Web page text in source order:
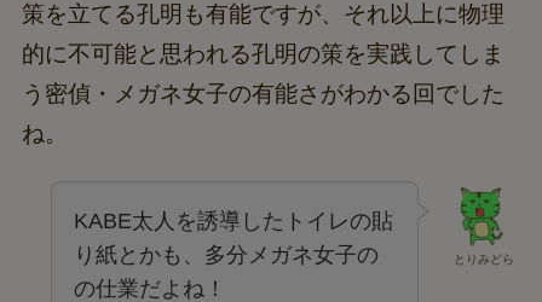
策を立てる孔明も有能ですが、それ以上に物理
的に不可能と思われる孔明の策を実践してしま
う密偵・メガネ女子の有能さがわかる回でした
ね。
とりみどら
KABE太人を誘導したトイレの貼
り紙とかも、多分メガネ女子の
の仕業だよね！